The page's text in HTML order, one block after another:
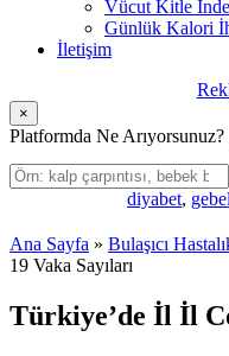
Vücut Kitle
Günlük Kalori
İletişim
×
Platformda Ne Arıyorsunuz?
diyabet,
Ana Sayfa » Bulaşıcı
19 Vaka Sayıları
Türkiye’de İl İl